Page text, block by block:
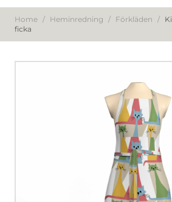
Home / Heminredning / Förkläden /
ficka